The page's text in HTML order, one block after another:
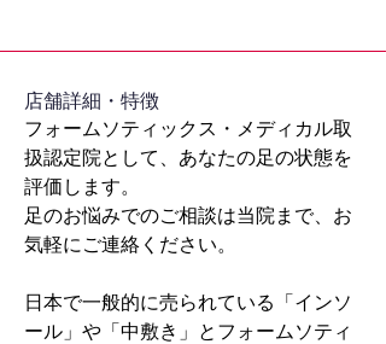
​店舗詳細・特徴
フォームソティックス・メディカル取
扱認定院として、あなたの足の状態を
評価します。
足のお悩みでのご相談は当院まで、お
気軽にご連絡ください。
日本で一般的に売られている「インソ
ール」や「中敷き」とフォームソティ